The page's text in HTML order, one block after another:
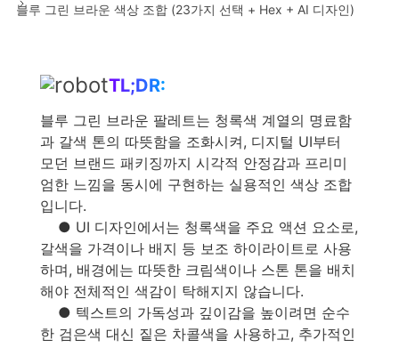
블루 그린 브라운 색상 조합 (23가지 선택 + Hex + AI 디자인)
TL;DR:
블루 그린 브라운 팔레트는 청록색 계열의 명료함
과 갈색 톤의 따뜻함을 조화시켜, 디지털 UI부터
모던 브랜드 패키징까지 시각적 안정감과 프리미
엄한 느낌을 동시에 구현하는 실용적인 색상 조합
입니다.
● UI 디자인에서는 청록색을 주요 액션 요소로,
갈색을 가격이나 배지 등 보조 하이라이트로 사용
하며, 배경에는 따뜻한 크림색이나 스톤 톤을 배치
해야 전체적인 색감이 탁해지지 않습니다.
● 텍스트의 가독성과 깊이감을 높이려면 순수
한 검은색 대신 짙은 차콜색을 사용하고, 추가적인